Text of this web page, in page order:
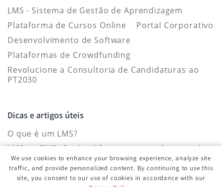
LMS - Sistema de Gestão de Aprendizagem
Plataforma de Cursos Online
Portal Corporativo
Desenvolvimento de Software
Plataformas de Crowdfunding
Revolucione a Consultoria de Candidaturas ao
PT2030
Dicas e artigos úteis
O que é um LMS?
LMS vs. TMS: Qual a diferença entre eles e qual o
mais indicado para a aprendizagem
organizacional?
Um sistema que funcionará para si e
We use cookies to enhance your browsing experience, analyze site
traffic, and provide personalized content. By continuing to use this
site, you consent to our use of cookies in accordance with our